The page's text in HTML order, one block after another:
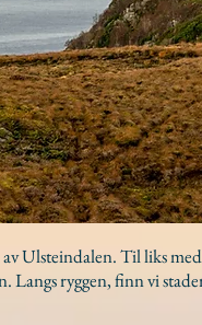
Ulsteindalen. Til liks
Langs ryggen, finn vi